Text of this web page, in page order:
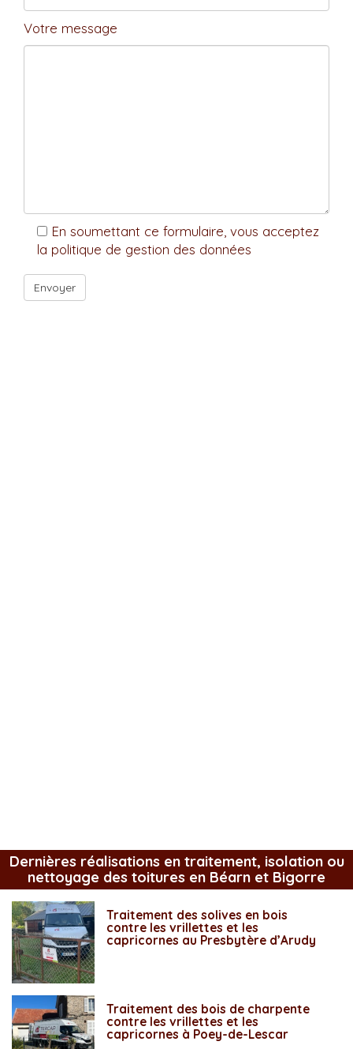
Votre message
En soumettant ce formulaire, vous acceptez
la politique de gestion des données
Dernières réalisations en traitement, isolation ou
nettoyage des toitures en Béarn et Bigorre
Traitement des solives en bois
contre les vrillettes et les
capricornes au Presbytère d’Arudy
Traitement des bois de charpente
contre les vrillettes et les
capricornes à Poey-de-Lescar